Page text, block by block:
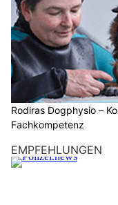
Rodiras Dogphysio –
Fachkompetenz
EMPFEHLUNGEN